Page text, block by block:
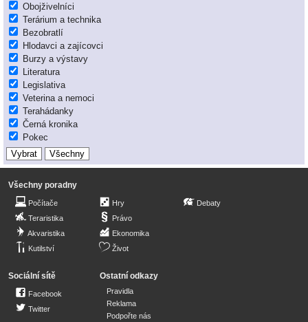
Obojživelníci
Terárium a technika
Bezobratlí
Hlodavci a zajícovci
Burzy a výstavy
Literatura
Legislativa
Veterina a nemoci
Terahádanky
Černá kronika
Pokec
Všechny poradny
Počítače
Teraristika
Akvaristika
Kutilství
Hry
Právo
Ekonomika
Život
Debaty
Sociální sítě
Facebook
Twitter
Ostatní odkazy
Pravidla
Reklama
Podpořte nás